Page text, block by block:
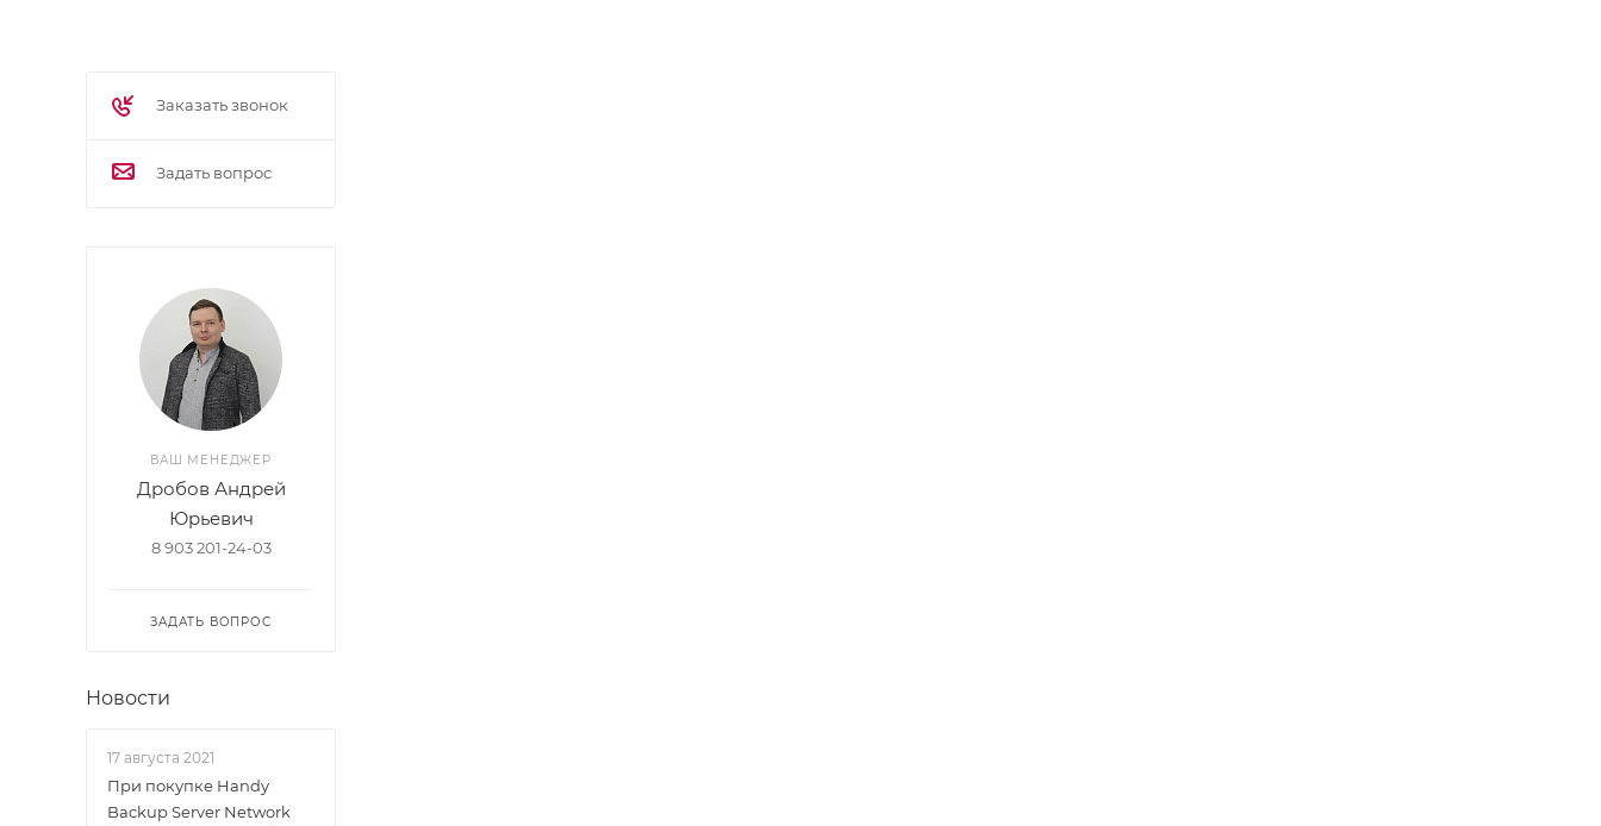
Заказать звонок
Задать вопрос
ВАШ МЕНЕДЖЕР
Дробов Андрей
Юрьевич
8 903 201-24-03
ЗАДАТЬ ВОПРОС
Новости
17 августа 2021
При покупке Handy
Backup Server Network